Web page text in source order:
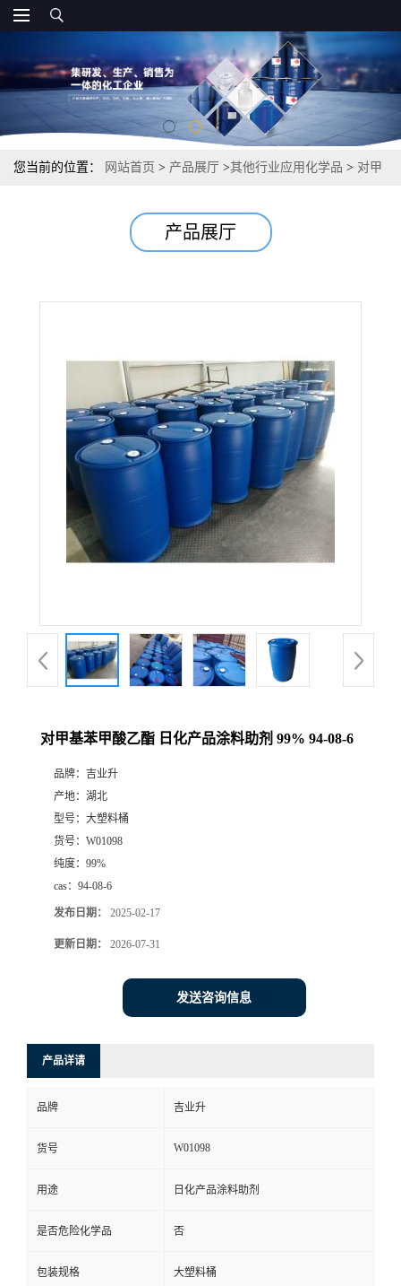
您当前的位置： 网站首页 > 产品展厅 >其他行业应用化学品 > 对甲
产品展厅
对甲基苯甲酸乙酯 日化产品涂料助剂 99% 94-08-6
品牌： 吉业升
产地： 湖北
型号： 大塑料桶
货号： W01098
纯度： 99%
cas： 94-08-6
发布日期： 2025-02-17
更新日期： 2026-07-31
发送咨询信息
产品详请
品牌 吉业升
货号 W01098
用途 日化产品涂料助剂
是否危险化学品 否
包装规格 大塑料桶